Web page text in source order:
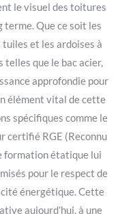
le visuel des toitures
terme. Que ce soit les
et les ardoises à
telles que le bac acier,
approfondie pour
élément vital de cette
spécifiques comme le
certifié RGE (Reconnu
formation étatique lui
pour le respect de
énergétique. Cette
aujourd’hui, à une